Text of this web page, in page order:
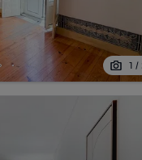
1 /